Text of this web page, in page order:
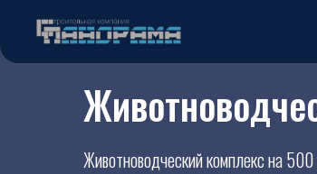
Животноводческий комплекс на